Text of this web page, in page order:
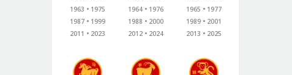
1963
1975
1987
1999
2011
2023
1964
1976
1988
2000
2012
2024
1965
1977
1989
2001
2013
2025